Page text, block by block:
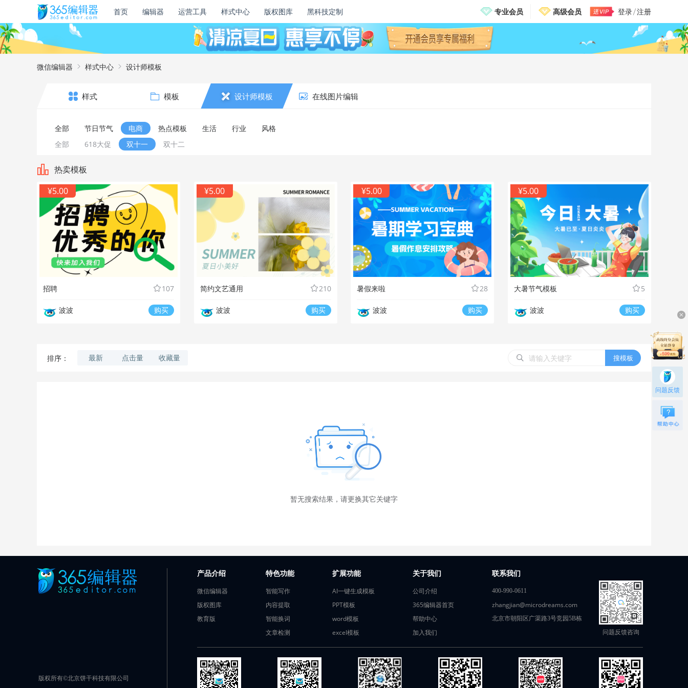
首页 编辑器 运营工具 样式中心 版权图库 黑科技定制 专业会员 高级会员 登录 注册
邀请有礼，免费送VIP
微信编辑器 样式中心 设计师模板
样式 模板 设计师模板 在线图片编辑
全部 节日节气
电商
全部
618大促 双十一 双十二
热点模板 生活 行业 风格
热卖模板
¥5.00
招聘 107
波波 购买
¥5.00
简约文艺通用 210
波波 购买
¥5.00
暑假来啦 28
波波 购买
¥5.00
大暑节气模板 5
波波 购买
排序： 最新 点击量 收藏量 搜模板
暂无搜索结果，请更换其它关键字
版权所有©北京饼干科技有限公司
产品介绍
微信编辑器
版权图库
教育版
特色功能
智能写作
内容提取
智能换词
文章检测
扩展功能
AI一键生成模板
PPT模板
word模板
excel模板
关于我们
公司介绍
365编辑器首页
帮助中心
加入我们
联系我们
400-990-0611
zhangjian@microdreams.com
北京市朝阳区广渠路3号竞园5B栋
问题反馈咨询
问题反馈